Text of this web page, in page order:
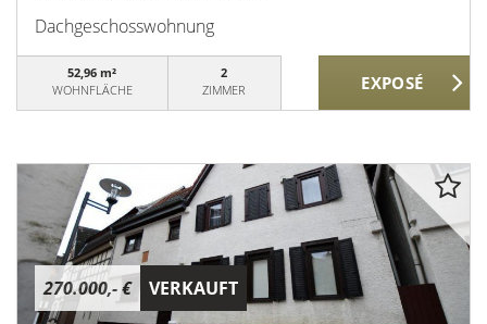
Dachgeschosswohnung
52,96 m²
WOHNFLÄCHE
2
ZIMMER
270.000,- € VERKAUFT